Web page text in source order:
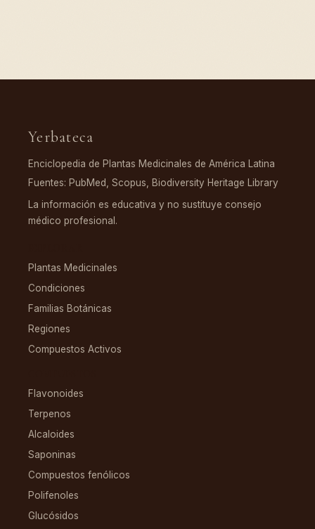
Yerbateca
Enciclopedia de Plantas Medicinales de América Latina
Fuentes: PubMed, Scopus, Biodiversity Heritage Library
La información es educativa y no sustituye consejo
médico profesional.
Plantas Medicinales
Condiciones
Familias Botánicas
Regiones
Compuestos Activos
Flavonoides
Terpenos
Alcaloides
Saponinas
Compuestos fenólicos
Polifenoles
Glucósidos